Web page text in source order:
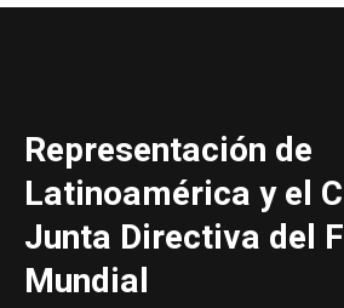
Representación de
Latinoamérica y el
Junta Directiva del
Mundial